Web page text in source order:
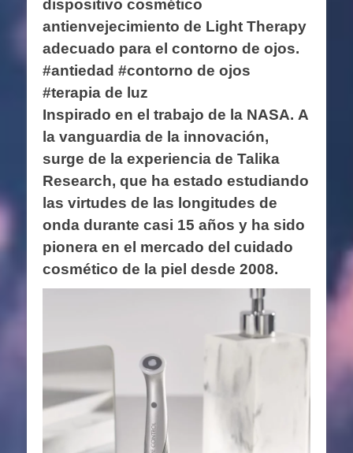
dispositivo cosmético
antienvejecimiento de Light Therapy
adecuado para el contorno de ojos.
#antiedad #contorno de ojos
#terapia de luz
Inspirado en el trabajo de la NASA. A
la vanguardia de la innovación,
surge de la experiencia de Talika
Research, que ha estado estudiando
las virtudes de las longitudes de
onda durante casi 15 años y ha sido
pionera en el mercado del cuidado
cosmético de la piel desde 2008.